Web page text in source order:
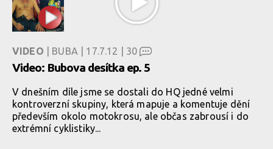
VIDEO | BUBA | 17.7.12 | 30
Video: Bubova desítka ep. 5
V dnešním díle jsme se dostali do HQ jedné velmi
kontroverzní skupiny, která mapuje a komentuje dění
především okolo motokrosu, ale občas zabrousí i do
extrémní cyklistiky...